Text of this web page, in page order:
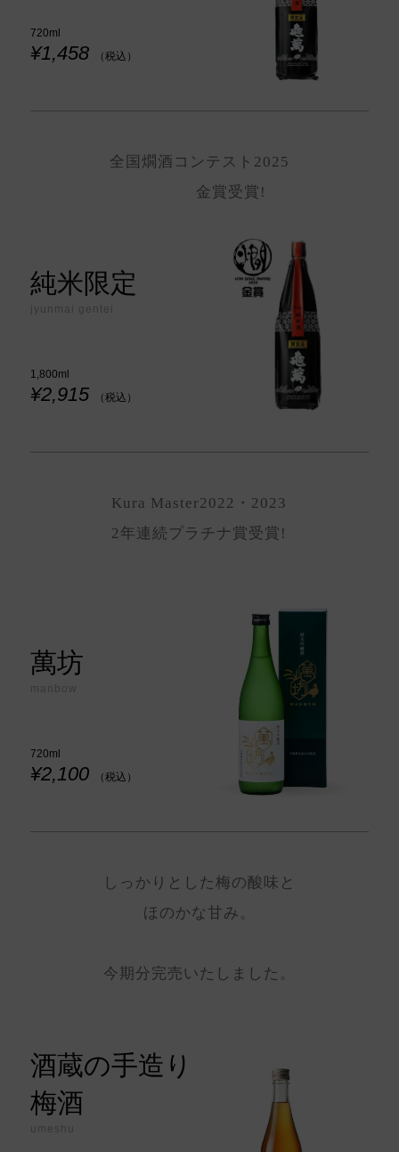
720ml
¥1,458 （税込）
全国燗酒コンテスト2025
金賞受賞!
純米限定
jyunmai gentei
1,800ml
¥2,915 （税込）
Kura Master2022・2023
2年連続プラチナ賞受賞!
萬坊
manbow
720ml
¥2,100 （税込）
しっかりとした梅の酸味と
ほのかな甘み。
今期分完売いたしました。
酒蔵の手造り
梅酒
umeshu